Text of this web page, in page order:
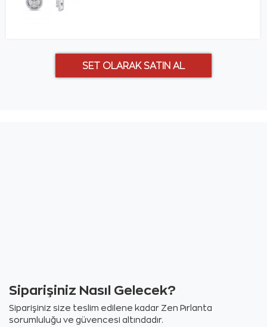
Siparişiniz Nasıl Gelecek?
Siparişiniz size teslim edilene kadar Zen Pırlanta
sorumluluğu ve güvencesi altındadır.